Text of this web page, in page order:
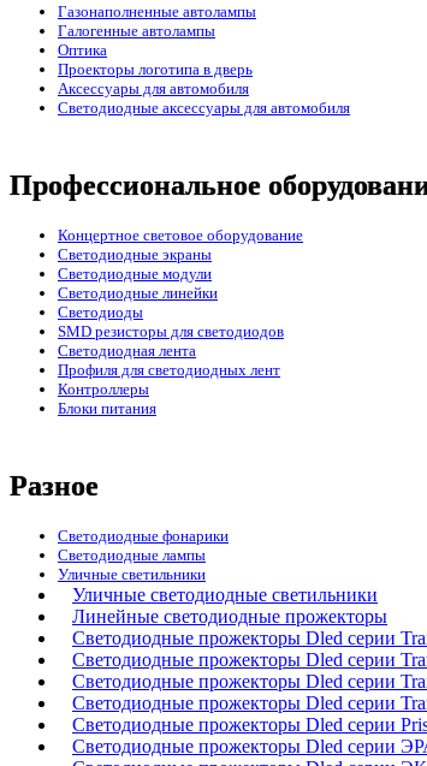
Газонаполненные автолампы
Галогенные автолампы
Оптика
Проекторы логотипа в дверь
Аксессуары для автомобиля
Светодиодные аксессуары для автомобиля
Профессиональное
Концертное световое оборудование
Cветодиодные экраны
Светодиодные модули
Светодиодные линейки
Светодиоды
SMD резисторы для светодиодов
Светодиодная лента
Профиля для светодиодных лент
Контроллеры
Блоки питания
Разное
Светодиодные фонарики
Светодиодные лампы
Уличные светильники
Уличные светодиодные светильники
Линейные светодиодные прожекторы
Светодиодные прожекторы Dled серии
Светодиодные прожекторы Dled серии
Светодиодные прожекторы Dled серии
Светодиодные прожекторы Dled серии
Светодиодные прожекторы Dled серии
Светодиодные прожекторы Dled серии